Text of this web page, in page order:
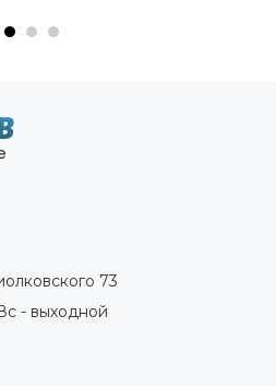
73
- выходной